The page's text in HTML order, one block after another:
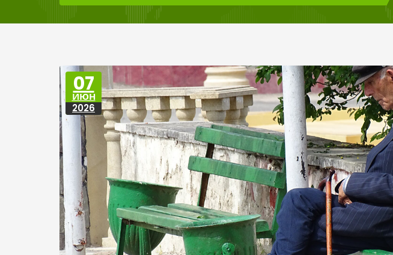
07
ИЮН
2026